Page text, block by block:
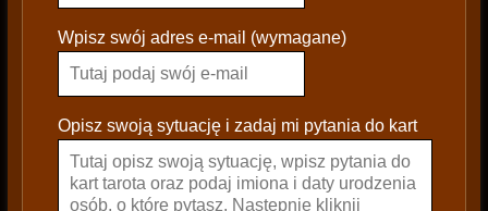
a
s
e
a
Wpisz swój adres e-mail (wymagane)
Opisz swoją sytuację i zadaj mi pytania do kart